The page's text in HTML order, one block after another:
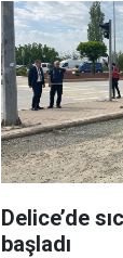
Delice’de
başladı